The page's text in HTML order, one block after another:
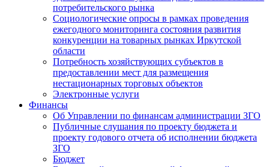
потребительского рынка
Социологические опросы в рамках проведения
ежегодного мониторинга состояния развития
конкуренции на товарных рынках Иркутской
области
Потребность хозяйствующих субъектов в
предоставлении мест для размещения
нестационарных торговых объектов
Электронные услуги
Финансы
Об Управлении по финансам администрации ЗГО
Публичные слушания по проекту бюджета и
проекту годового отчета об исполнении бюджета
ЗГО
Бюджет